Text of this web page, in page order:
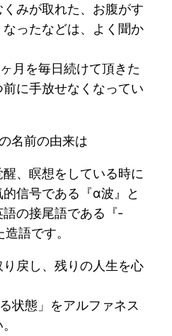
みが取れた、お腹がす
ったなどは、よく聞か
月を毎日続けて頂きた
に手放せなくなってい
名前の由来は
、瞑想をしている時に
信号である『α波』と
語の接尾語である『‐
語です。
戻し、残りの人生を心
状態」をアルファネス